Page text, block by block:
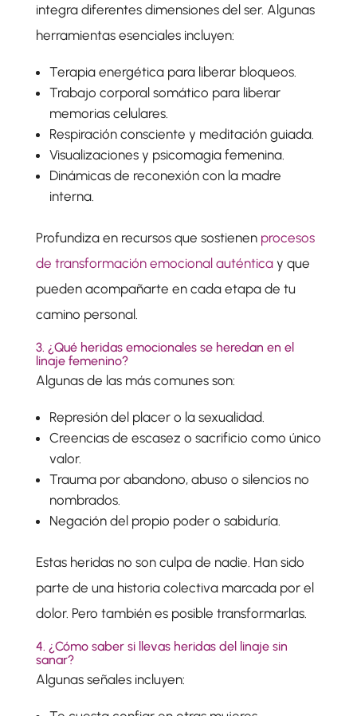
integra diferentes dimensiones del ser. Algunas
herramientas esenciales incluyen:
Terapia energética para liberar bloqueos.
Trabajo corporal somático para liberar
memorias celulares.
Respiración consciente y meditación guiada.
Visualizaciones y psicomagia femenina.
Dinámicas de reconexión con la madre
interna.
Profundiza en recursos que sostienen procesos
de transformación emocional auténticay que
pueden acompañarte en cada etapa de tu
camino personal.
3. ¿Qué heridas emocionales se heredan en el
linaje femenino?
Algunas de las más comunes son:
Represión del placer o la sexualidad.
Creencias de escasez o sacrificio como único
valor.
Trauma por abandono, abuso o silencios no
nombrados.
Negación del propio poder o sabiduría.
Estas heridas no son culpa de nadie. Han sido
parte de una historia colectiva marcada por el
dolor. Pero también es posible transformarlas.
4. ¿Cómo saber si llevas heridas del linaje sin
sanar?
Algunas señales incluyen: